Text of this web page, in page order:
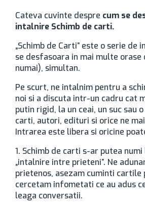
Cateva cuvinte despre cum se
intalnire Schimb de carti.
„Schimb de Carti” este o serie de
se desfasoara in mai multe orase
numai), simultan.
Pe scurt, ne intalnim pentru a
noi si a discuta intr-un cadru cat
putin rigid, la un ceai, un suc sau
carti, autori, edituri si orice ne
Intrarea este libera si oricine
1. Schimb de carti s-ar putea
„intalnire intre prieteni”. Ne
prietenos, asezam cuminti cartile
cercetam infometati ce au adus
leaga conversatii.